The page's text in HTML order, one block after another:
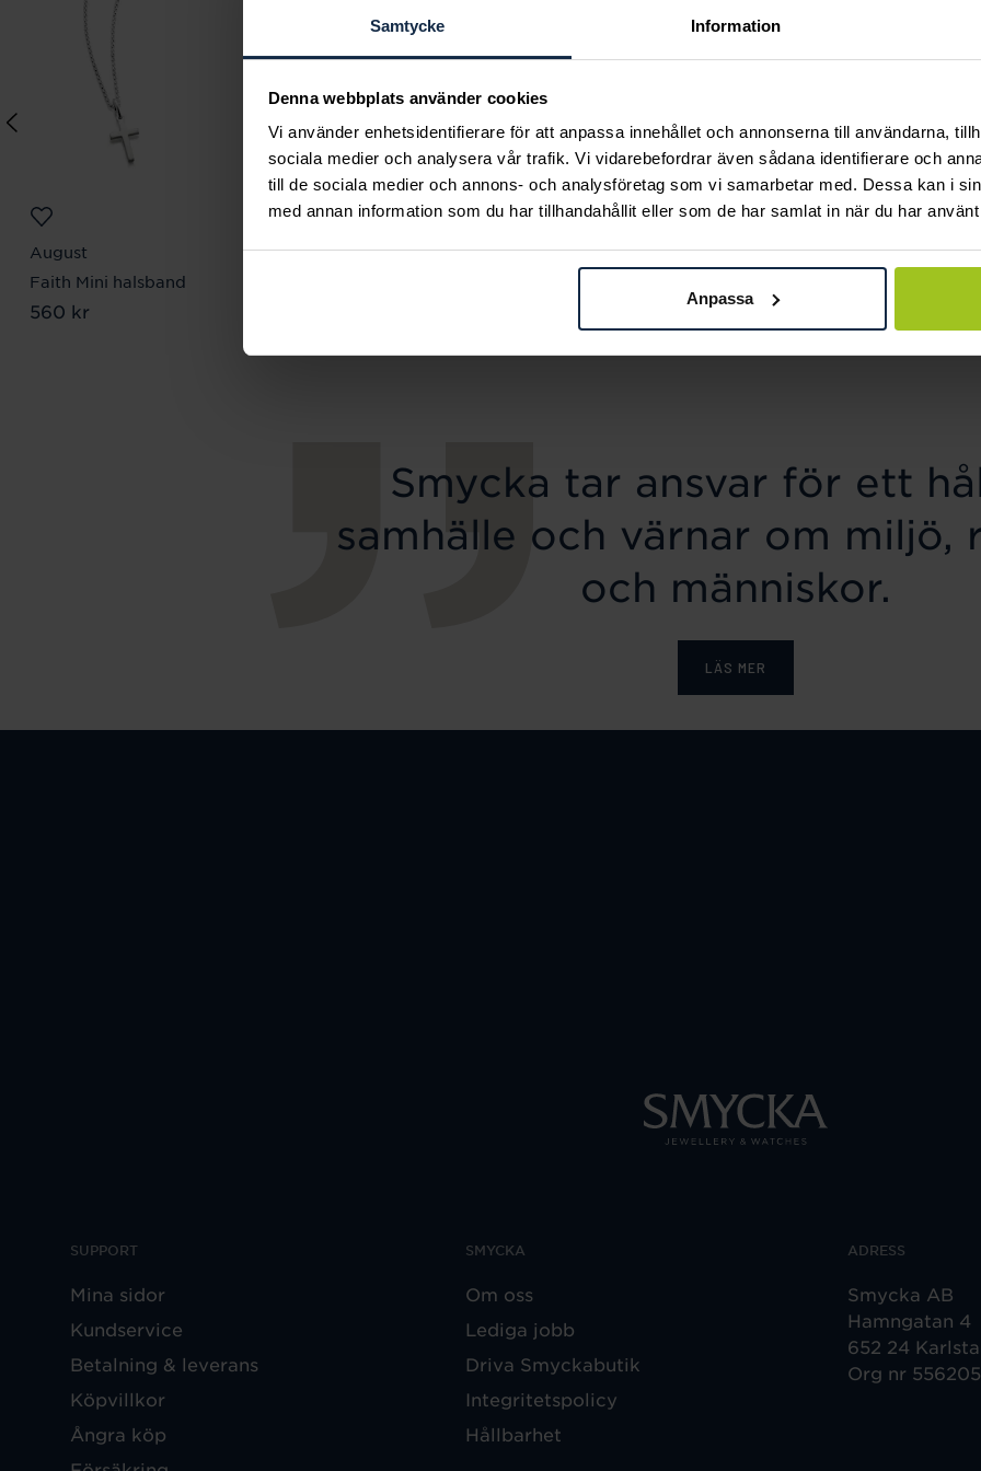
Samtycke Information
Denna webbplats använder cookies
Vi använder enhetsidentifierare för att anpassa innehållet och annonserna till användarna,
sociala medier och analysera vår trafik. Vi vidarebefordrar även sådana identifierare och
till de sociala medier och annons- och analysföretag som vi samarbetar med. Dessa kan i
med annan information som du har tillhandahållit eller som de har samlat in när du har
Anpassa
August
Faith Mini halsband
Pris:560 kr
560 kr
Mockberg
August
Lily and Rose
Ivory
Smycka tar ansvar för ett
samhälle och värnar om miljö,
och människor.
LÄS MER
SUPPORT
Mina sidor
Kundservice
Betalning & leverans
Köpvillkor
Ångra köp
SMYCKA
Om oss
Lediga jobb
Driva Smyckabutik
Integritetspolicy
Hållbarhet
ADRESS
Smycka AB
Hamngatan 4
652 24
Org nr